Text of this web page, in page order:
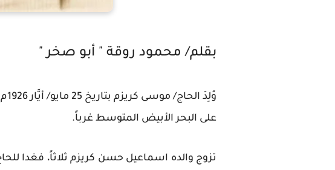
بقلم/ محمود روقة " أبو صخر "
على البحر الأبيض المتوسط غرباً.
تزوج والده اسماعيل حسن كريزم ثلاثاً، فغدا